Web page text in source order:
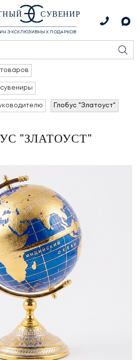
СУВЕНИР
ЭКСКЛЮЗИВНЫХ ПОДАРКОВ
Глобус "Златоуст"
"ЗЛАТОУСТ"